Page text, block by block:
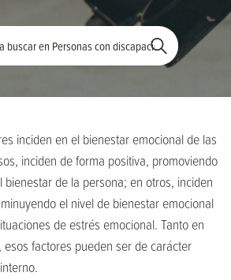
inciden en el bienestar emocional de las
inciden de forma positiva, promoviendo
de la persona; en otros, inciden
el nivel de bienestar emocional
de estrés emocional. Tanto en
factores pueden ser de carácter